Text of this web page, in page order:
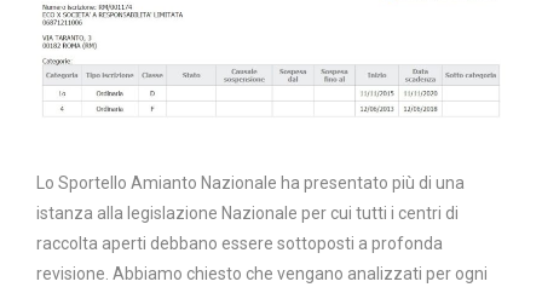
Lo Sportello Amianto Nazionale ha presentato più di una
istanza alla legislazione Nazionale per cui tutti i centri di
raccolta aperti debbano essere sottoposti a profonda
revisione. Abbiamo chiesto che vengano analizzati per ogni